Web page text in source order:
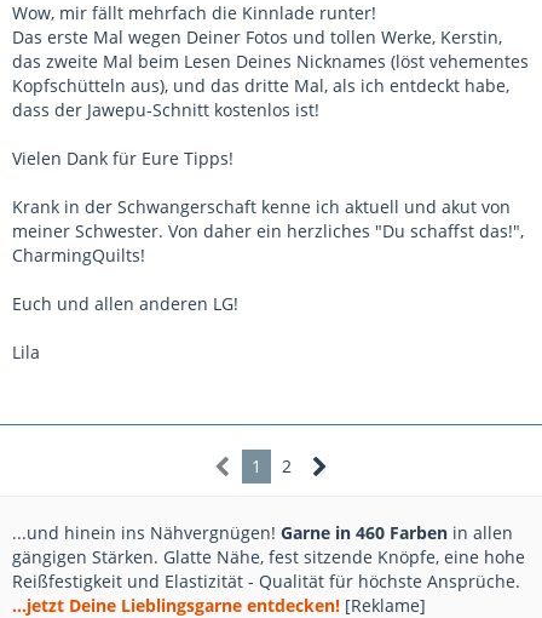
Wow, mir fällt mehrfach die Kinnlade runter!
Das erste Mal wegen Deiner Fotos und tollen Werke, Kerstin,
das zweite Mal beim Lesen Deines Nicknames (löst vehementes
Kopfschütteln aus), und das dritte Mal, als ich entdeckt habe,
dass der Jawepu-Schnitt kostenlos ist!
Vielen Dank für Eure Tipps!
Krank in der Schwangerschaft kenne ich aktuell und akut von
meiner Schwester. Von daher ein herzliches "Du schaffst das!",
CharmingQuilts!
Euch und allen anderen LG!
Lila
1 2
...und hinein ins Nähvergnügen! Garne in 460 Farben in allen
gängigen Stärken. Glatte Nähe, fest sitzende Knöpfe, eine hohe
Reißfestigkeit und Elastizität - Qualität für höchste Ansprüche.
...jetzt Deine Lieblingsgarne entdecken! [Reklame]